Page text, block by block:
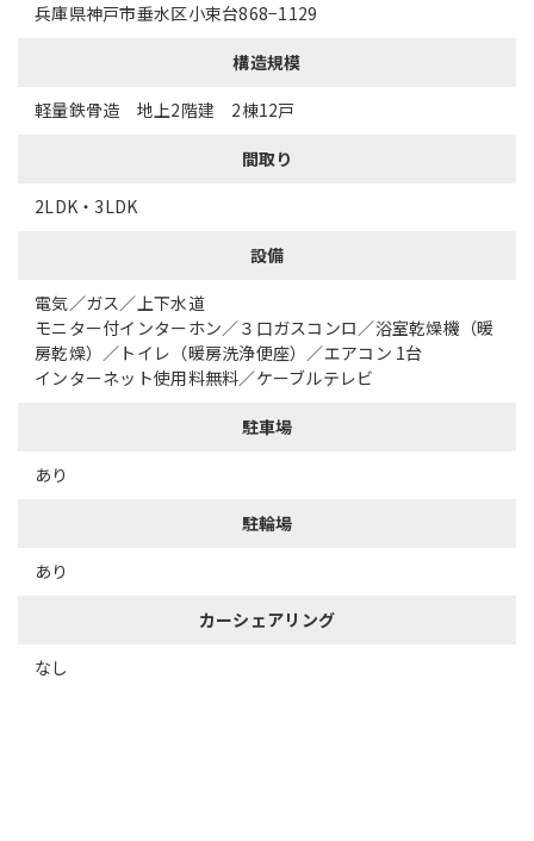
兵庫県神戸市垂水区小束台868−1129
構造規模
軽量鉄骨造 地上2階建 2棟12戸
間取り
2LDK・3LDK
設備
電気／ガス／上下水道
モニター付インターホン／３口ガスコンロ／浴室乾燥機（暖
房乾燥）／トイレ（暖房洗浄便座）／エアコン 1台
インターネット使用料無料／ケーブルテレビ
駐車場
あり
駐輪場
あり
カーシェアリング
なし